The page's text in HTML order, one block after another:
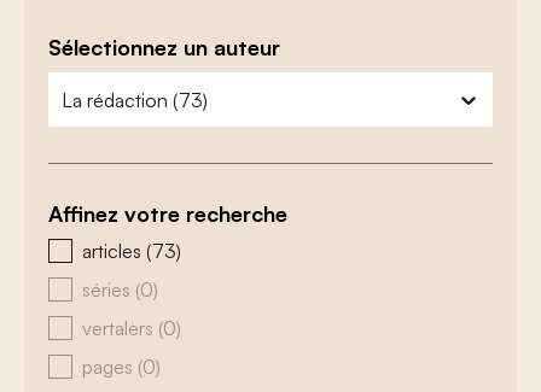
Sélectionnez un auteur
zoeken - auteurs
sélectionnez le contenu
Affinez votre recherche
zoeken - type
articles (73)
séries (0)
vertalers (0)
pages (0)